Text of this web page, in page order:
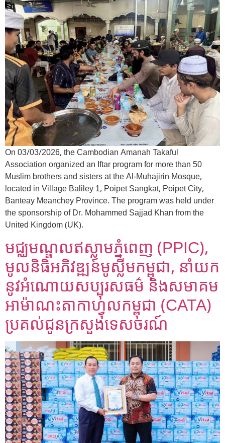
On 03/03/2026, the Cambodian Amanah Takaful
Association organized an Iftar program for more than 50
Muslim brothers and sisters at the Al-Muhajirin Mosque,
located in Village Baliley 1, Poipet Sangkat, Poipet City,
Banteay Meanchey Province. The program was held under
the sponsorship of Dr. Mohammed Sajjad Khan from the
United Kingdom (UK).
មជ្ឈមណ្ឌលឥស្លាមភ្នំពេញ (PPIC),
មូលនិធិអភិវឌ្ឍន៍មូស្លីមកម្ពុជា, នាំយក
នូវអំណោយសប្បុរសធម៌ និងសមាគម
អាម៉ាណះតាកាហ្វុលកម្ពុជា (CATA)
ប្រគល់ជូនក្រសួងទេសចរណ៍